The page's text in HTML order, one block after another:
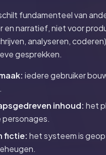
fundamenteel van
en narratief, niet voor
analyseren,
gesprekken.
iedere gebruiker
inhoud: het
fictie: het systeem is